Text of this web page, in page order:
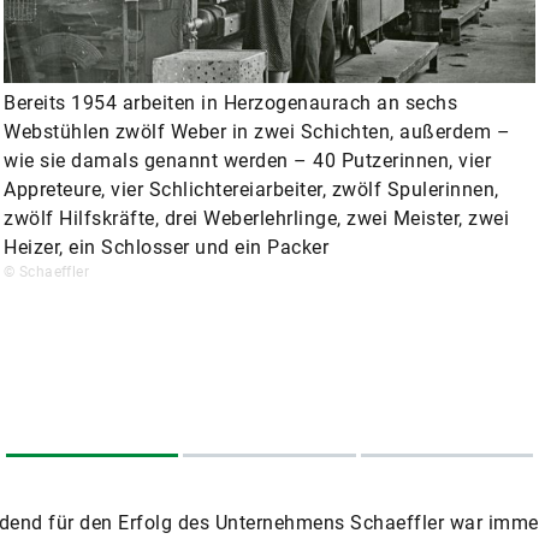
Bereits 1954 arbeiten in Herzogenaurach an sechs
Webstühlen zwölf Weber in zwei Schichten, außerdem –
wie sie damals genannt werden – 40 Putzerinnen, vier
Appreteure, vier Schlichtereiarbeiter, zwölf Spulerinnen,
zwölf Hilfskräfte, drei Weberlehrlinge, zwei Meister, zwei
Heizer, ein Schlosser und ein Packer
© Schaeffler
für den Erfolg des Unternehmens Schaeffler war